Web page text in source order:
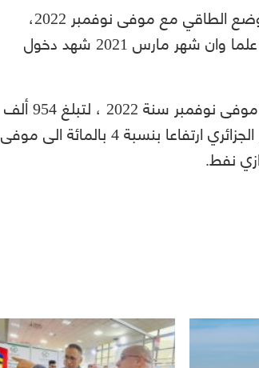
ويعود هذا الانخفاض، وفق النشرية الشهرية حول الوضع الطاقي مع موفى نوفمبر 2022،
أساسا، إلى تواصل الانخفاض في انتاج اهم الحقول علما وان شهر مارس 2021 شهد دخول
وارتفعت كميات الاتاوة الجملية بنسبة 7 بالمائة مع موفى نوفمبر سنة 2022 ، لتبلغ 954 ألف
طن مكافئ نفط في حين ارتفعت الشراءات من الغاز الجزائري ارتفاعا بنسبة 4 بالمائة الى موفى